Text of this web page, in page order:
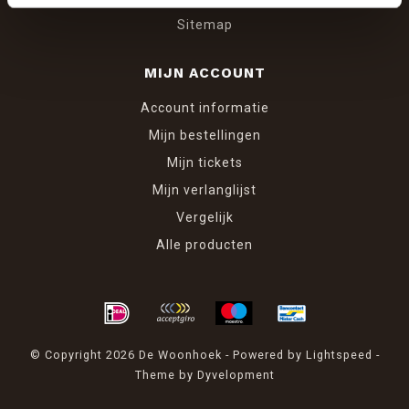
Sitemap
MIJN ACCOUNT
Account informatie
Mijn bestellingen
Mijn tickets
Mijn verlanglijst
Vergelijk
Alle producten
© Copyright 2026 De Woonhoek - Powered by Lightspeed -
Theme by Dyvelopment